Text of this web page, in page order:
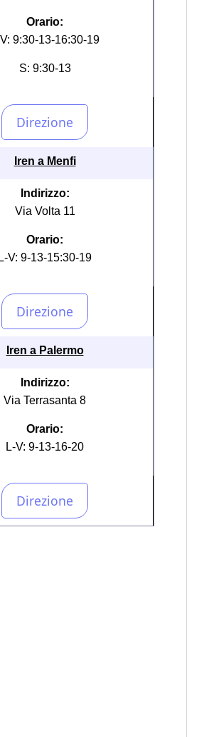
Orario:
9:30-13-16:30-19
S: 9:30-13
Iren a Menfi
Indirizzo:
Via Volta 11
Orario:
L-V: 9-13-15:30-19
Iren a Palermo
Indirizzo:
Via Terrasanta 8
Orario:
L-V: 9-13-16-20